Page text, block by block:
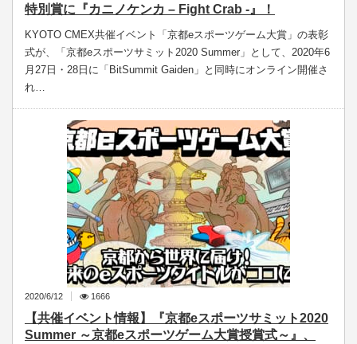
特別賞に『カニノケンカ – Fight Crab -』！
KYOTO CMEX共催イベント「京都eスポーツゲーム大賞」の表彰
式が、「京都eスポーツサミット2020 Summer」として、2020年6
月27日・28日に「BitSummit Gaiden」と同時にオンライン開催さ
れ…
2020/6/12 1666
【共催イベント情報】『京都eスポーツサミット2020
Summer ～京都eスポーツゲーム大賞授賞式～』、